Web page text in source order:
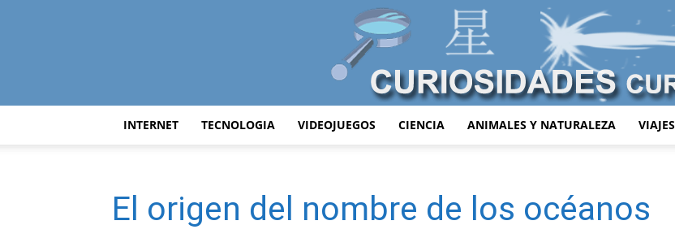
INTERNET TECNOLOGIA VIDEOJUEGOS CIENCIA ANIMALES Y NATURALEZA VIAJES
El origen del nombre de los océanos